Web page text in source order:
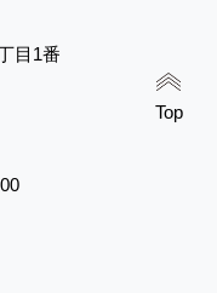
Top
目1番